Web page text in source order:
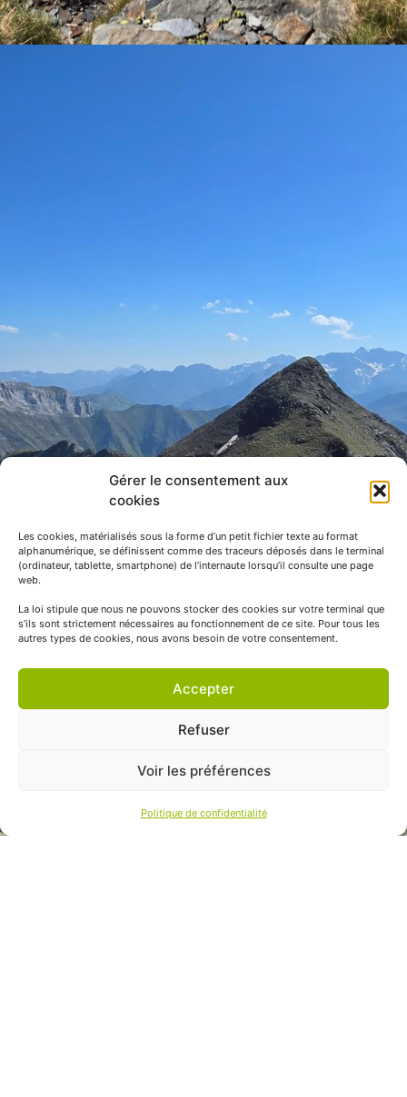
Gérer le consentement aux
cookies
Les cookies, matérialisés sous la forme d’un petit fichier texte au format
alphanumérique, se définissent comme des traceurs déposés dans le terminal
(ordinateur, tablette, smartphone) de l’internaute lorsqu’il consulte une page
web.
La loi stipule que nous ne pouvons stocker des cookies sur votre terminal que
s’ils sont strictement nécessaires au fonctionnement de ce site. Pour tous les
autres types de cookies, nous avons besoin de votre consentement.
Accepter
Refuser
Voir les préférences
Politique de confidentialité